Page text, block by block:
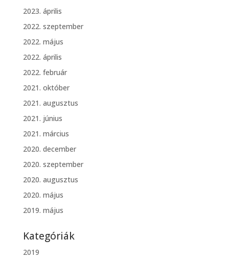
2023. április
2022. szeptember
2022. május
2022. április
2022. február
2021. október
2021. augusztus
2021. június
2021. március
2020. december
2020. szeptember
2020. augusztus
2020. május
2019. május
Kategóriák
2019